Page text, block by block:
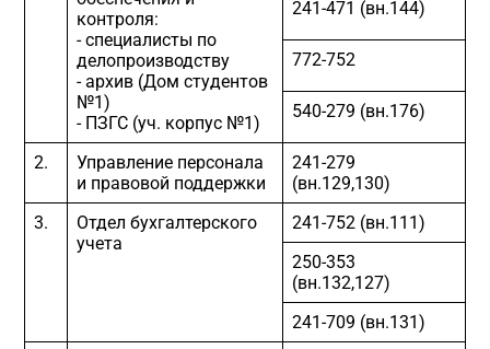
контроля:
- специалисты по
делопроизводству
- архив (Дом студентов
№1)
- ПЗГС (уч. корпус №1)
241-471 (вн.144)
772-752
540-279 (вн.176)
2.
Управление персонала
и правовой поддержки
241-279
(вн.129,130)
3.
Отдел бухгалтерского
учета
241-752 (вн.111)
250-353
(вн.132,127)
241-709 (вн.131)